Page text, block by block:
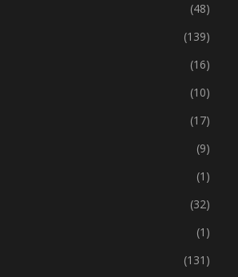
(48)
(139)
(16)
(10)
(17)
(9)
(1)
(32)
(1)
(131)